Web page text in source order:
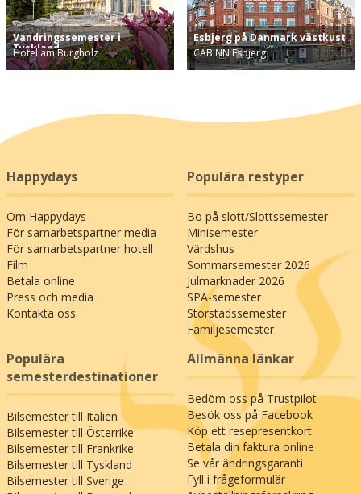
Vandringssemester i
Tyskland
Hotel am Burgholz
Esbjerg på Danmark västkust
CABINN Esbjerg
Happydays
Om Happydays
För samarbetspartner media
För samarbetspartner hotell
Film
Betala online
Press och media
Kontakta oss
Populära restyper
Bo på slott/Slottssemester
Minisemester
Värdshus
Sommarsemester 2026
Julmarknader 2026
SPA-semester
Storstadssemester
Familjesemester
Populära
semesterdestinationer
Bilsemester till Italien
Bilsemester till Österrike
Bilsemester till Frankrike
Bilsemester till Tyskland
Bilsemester till Sverige
Allmänna länkar
Bedöm oss på Trustpilot
Besök oss på Facebook
Köp ett resepresentkort
Betala din faktura online
Se vår ändringsgaranti
Fyll i frågeformulär